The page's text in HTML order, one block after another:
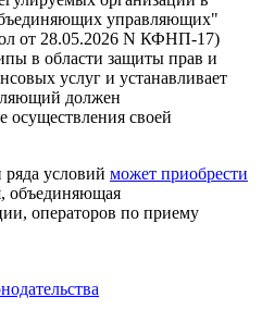
управляющих"
от 28.05.2026 N КФНП-17)
в области защиты прав и
услуг и устанавливает
должен
осуществления своей
условий может приобрести
объединяющая
операторов по приему